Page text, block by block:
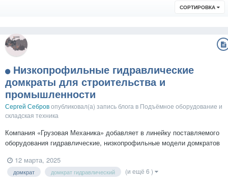
СОРТИРОВКА
Низкопрофильные гидравлические
домкраты для строительства и
промышленности
Сергей Себровопубликовал(а) запись блога в Подъёмное оборудование и
складская техника
Компания «Грузовая Механика» добавляет в линейку поставляемого
оборудования гидравлические, низкопрофильные модели домкратов
гидравлический низкий (ДГН) — это мощное и компактное
оборудование, разработанное для использования в ограниченном
12 марта, 2025
домкрат домкрат гидравлический (и ещё 6 )